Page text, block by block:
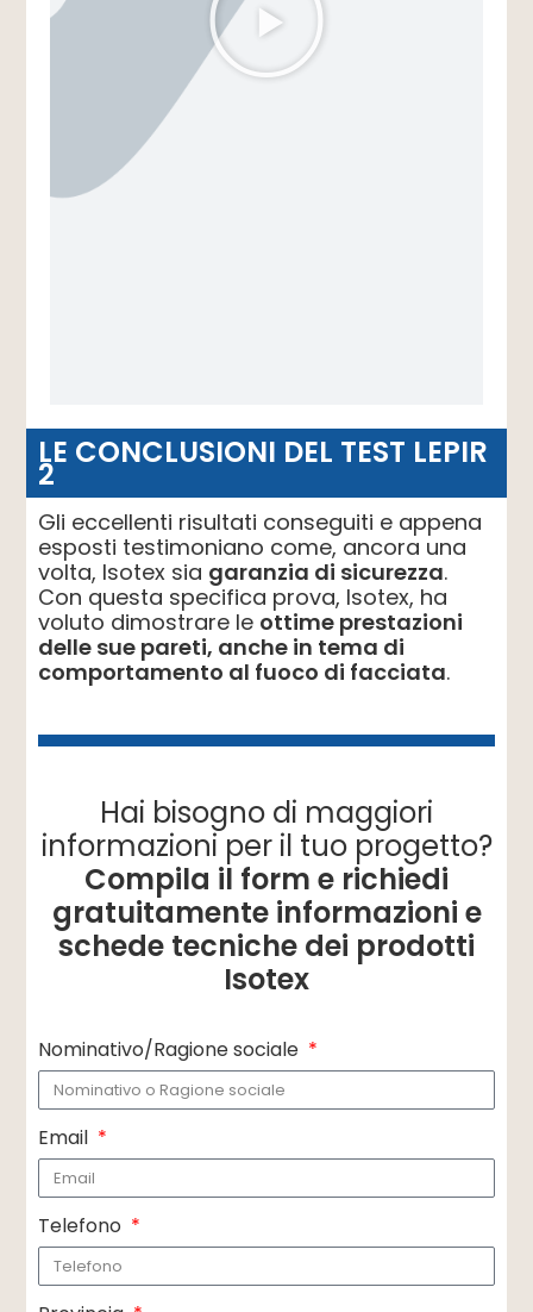
LE CONCLUSIONI DEL TEST LEPIR
2
Gli eccellenti risultati conseguiti e appena
esposti testimoniano come, ancora una
volta, Isotex sia garanzia di sicurezza.
Con questa specifica prova, Isotex, ha
voluto dimostrare le ottime prestazioni
delle sue pareti, anche in tema di
comportamento al fuoco di facciata.
Hai bisogno di maggiori
informazioni per il tuo progetto?
Compila il form e richiedi
gratuitamente informazioni e
schede tecniche dei prodotti
Isotex
Nominativo/Ragione sociale
Email
Telefono